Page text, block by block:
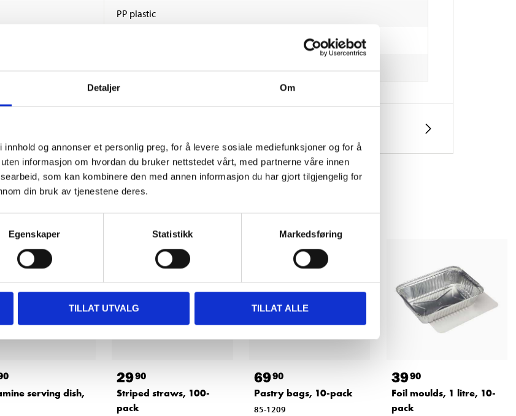
Detaljer Om
og annonser et personlig preg, for å levere sosiale mediefunksjoner og for å
informasjon om hvordan du bruker nettstedet vårt, med partnerne våre innen
som kan kombinere den med annen informasjon du har gjort tilgjengelig for
din bruk av tjenestene deres.
Egenskaper Statistikk Markedsføring
TILLAT UTVALG TILLAT ALLE
PP plastic
customers also bought
serving dish,
2990
Striped straws, 100-
pack
6990
Pastry bags, 10-pack
85-1209
3990
Foil moulds, 1 litre, 10-
pack